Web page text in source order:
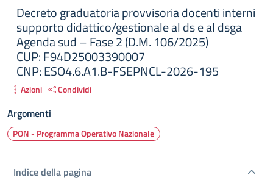
Decreto graduatoria provvisoria docenti interni
supporto didattico/gestionale al ds e al dsga
Agenda sud – Fase 2 (D.M. 106/2025)
CUP: F94D25003390007
CNP: ESO4.6.A1.B-FSEPNCL-2026-195
Azioni Condividi
Argomenti
PON - Programma Operativo Nazionale
Indice della pagina